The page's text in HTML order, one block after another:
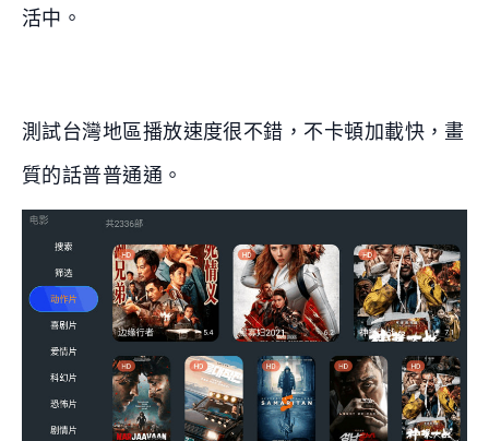
活中。
測試台灣地區播放速度很不錯，不卡頓加載快，畫
質的話普普通通。